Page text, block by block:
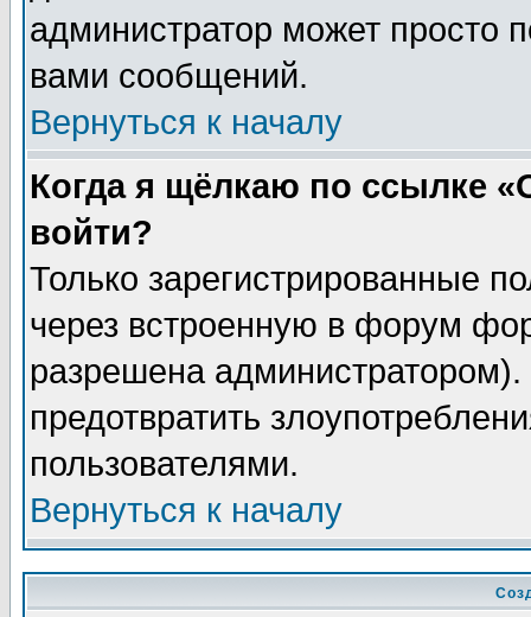
администратор может просто
вами сообщений.
Вернуться к началу
Когда я щёлкаю по ссылке
войти?
Только зарегистрированные
через встроенную в форум
разрешена
предотвратить
пользователями.
Вернуться к началу